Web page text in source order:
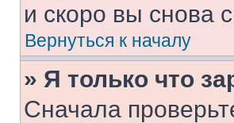
и скоро вы снова
Вернуться к началу
» Я только что
Сначала